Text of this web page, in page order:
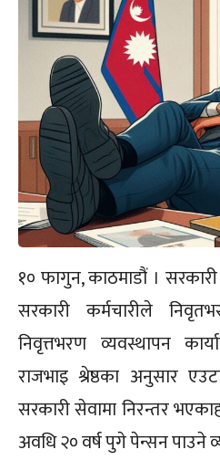
१० फागुन, काठमाडौं ।
सरकारी कर्मचारीले
निवृत्तभरण व्यवस्थापन
राजभाइ श्रेष्ठका अनुसार
सरकारी सेवामा निरन्तर
अवधि २० वर्ष पुगे पेन्सन पाउने